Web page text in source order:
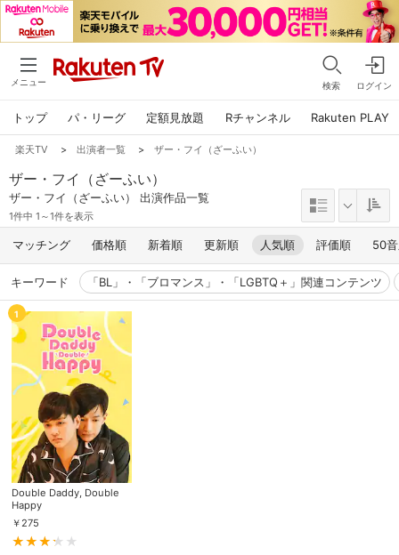
メニュー 検索 ログイン
トップ パ・リーグ 定額見放題 Rチャンネル Rakuten PLAY
楽天TV > 出演者一覧 > ザー・フイ（ざーふい）
ザー・フイ（ざーふい）
ザー・フイ（ざーふい） 出演作品一覧
1件中 1～1件を表示
マッチング 価格順 新着順 更新順 人気順 評価順 50
キーワード 「BL」・「ブロマンス」・「LGBTQ＋」関連コンテンツ
1
Double Daddy, Double
Happy
￥ 275